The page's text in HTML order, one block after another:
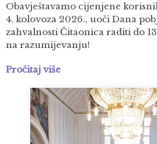
Obavještavamo cijenjene
4. kolovoza 2026., uoči Dana
zahvalnosti Čitaonica raditi do
na razumijevanju!
Pročitaj više